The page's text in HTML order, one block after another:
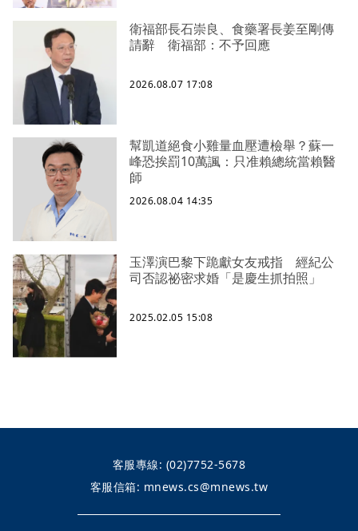
衛福部長石崇良、食藥署長姜至剛傳
請辭 衛福部：不予回應
2026.08.07 17:08
幫凱道絕食小雞量血壓遭檢舉？蘇一
峰恐挨罰10萬諷：只准賴總統當賴醫
師
2026.08.04 14:35
玉澤演巴黎下跪獻女友戒指 經紀公
司否認祕密求婚「是慶生抓拍照」
2025.02.05 15:08
客服專線: (02)7752-5678
客服信箱: mnews.cs@mnews.tw